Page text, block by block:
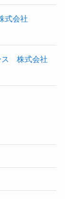
式会社
ス 株式会社